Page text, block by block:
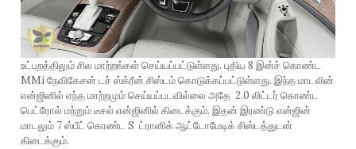
உட்புறத்திலும் சில மாற்றங்கள் செய்யப்பட்டுள்ளது. புதிய 8 இன்ச் கொண்ட
MMi நேவிகேசன் டச் ஸ்க்ரீன் சிஸ்டம் கொடுக்கப்பட்டுள்ளது. இந்த மாடலின்
என்ஜினில் எந்த மாற்றமும் செய்யப்படவில்லை அதே 2.0 லிட்டர் கொண்ட
பெட்ரோல் மற்றும் டீசல் என்ஜினில் கிடைக்கும். இதன் இரண்டு என்ஜின்
மாடலும் 7 ஸ்பீட் கொண்ட S ட்ரானிக் ஆட்டோமேடிக் சிஸ்டத்துடன்
கிடைக்கும்.